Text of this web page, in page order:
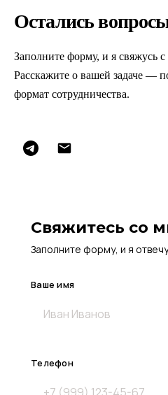
Остались
Заполните форму, и я свяжусь
Расскажите о вашей задаче —
формат сотрудничества.
Свяжитесь со
Заполните форму, и я
Ваше имя
Телефон